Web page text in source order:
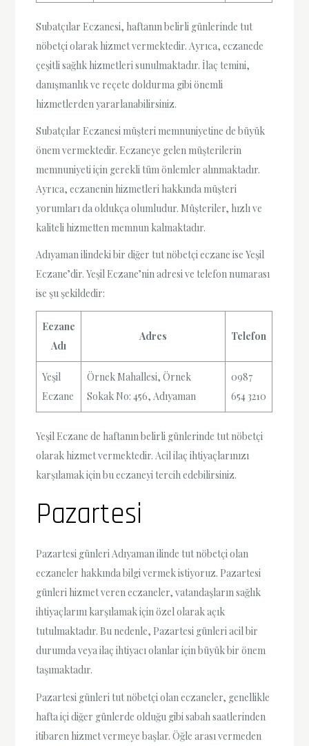
Subatçılar Eczanesi, haftanın belirli günlerinde tut
nöbetçi olarak hizmet vermektedir. Ayrıca, eczanede
çeşitli sağlık hizmetleri sunulmaktadır. İlaç temini,
danışmanlık ve reçete doldurma gibi önemli
hizmetlerden yararlanabilirsiniz.
Subatçılar Eczanesi müşteri memnuniyetine de büyük
önem vermektedir. Eczaneye gelen müşterilerin
memnuniyeti için gerekli tüm önlemler alınmaktadır.
Ayrıca, eczanenin hizmetleri hakkında müşteri
yorumları da oldukça olumludur. Müşteriler, hızlı ve
kaliteli hizmetten memnun kalmaktadır.
Adıyaman ilindeki bir diğer tut nöbetçi eczane ise Yeşil
Eczane’dir. Yeşil Eczane’nin adresi ve telefon numarası
ise şu şekildedir:
Eczane
Adı
Adres Telefon
Yeşil
Eczane
Örnek Mahallesi, Örnek
Sokak No: 456, Adıyaman
0987
654 3210
Yeşil Eczane de haftanın belirli günlerinde tut nöbetçi
olarak hizmet vermektedir. Acil ilaç ihtiyaçlarınızı
karşılamak için bu eczaneyi tercih edebilirsiniz.
Pazartesi
Pazartesi günleri Adıyaman ilinde tut nöbetçi olan
eczaneler hakkında bilgi vermek istiyoruz. Pazartesi
günleri hizmet veren eczaneler, vatandaşların sağlık
ihtiyaçlarını karşılamak için özel olarak açık
tutulmaktadır. Bu nedenle, Pazartesi günleri acil bir
durumda veya ilaç ihtiyacı olanlar için büyük bir önem
taşımaktadır.
Pazartesi günleri tut nöbetçi olan eczaneler, genellikle
hafta içi diğer günlerde olduğu gibi sabah saatlerinden
itibaren hizmet vermeye başlar. Öğle arası vermeden